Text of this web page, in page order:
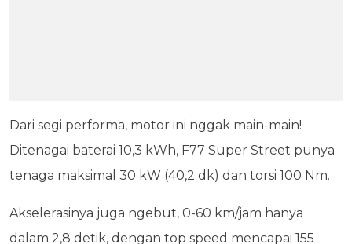
Dari segi performa, motor ini nggak main-main!
Ditenagai baterai 10,3 kWh, F77 Super Street punya
tenaga maksimal 30 kW (40,2 dk) dan torsi 100 Nm.
Akselerasinya juga ngebut, 0-60 km/jam hanya
dalam 2,8 detik, dengan top speed mencapai 155